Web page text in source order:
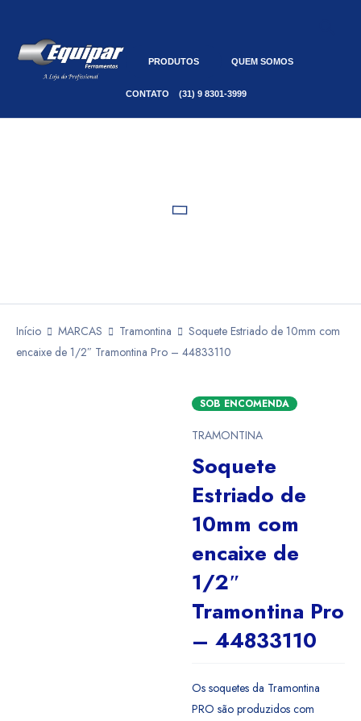
PRODUTOS QUEM SOMOS
CONTATO (31) 9 8301-3999
Início MARCAS Tramontina
Soquete Estriado de 10mm com
encaixe de 1/2″ Tramontina Pro – 44833110
SOB ENCOMENDA
TRAMONTINA
Soquete
Estriado de
10mm com
encaixe de
1/2″
Tramontina Pro
– 44833110
Os soquetes da Tramontina
PRO são produzidos com